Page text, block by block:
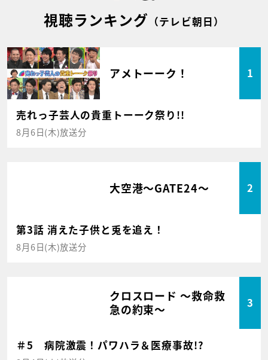
視聴ランキング （テレビ朝日）
アメトーーク！ 1
売れっ子芸人の貴重トーーク祭り!!
8月6日(木)放送分
大空港～GATE24～ 2
第3話 消えた子供と兎を追え！
8月6日(木)放送分
クロスロード ～救命救
急の約束～
3
＃5 病院激震！パワハラ＆医療事故!?